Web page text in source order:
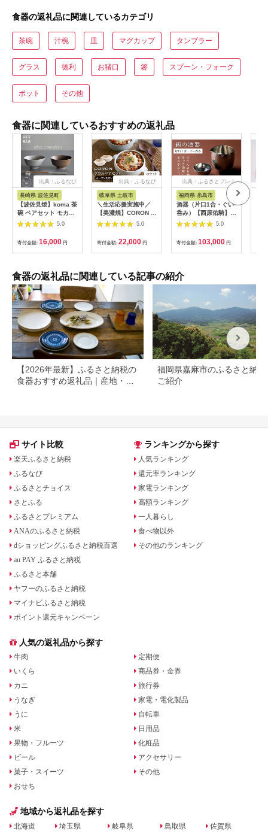
食器の返礼品に関連しているカテゴリ
茶碗 汁椀 皿 マグカップ タンブラー
グラス 徳利 お猪口 箸 スプーン・フォーク
ポット その他
食器に関連しているおすすめの返礼品
出典：ふるなび
長崎県 波佐見町
【波佐見焼】koma 茶
碗 ペアセット モカブ
ラウン・グレージュ
食器 皿 【永峰製磁】
【eiho】 [RA67] 波佐
見焼
5.0
寄付金額: 16,000 円
出典：ふるなび
岐阜県 土岐市
＼生活応援実施中／
【美濃焼】CORON ボ
ウル（フタ付き） ペ
アセット ホワイト＆
ホワイト【伸光窯】食
器 耐熱皿 鉢 グラタン
皿 スープボウル サラ
き 白 陶器 土物 写真
映え カフェ風 シンプ
ル おしゃれ レンジ対
応 食洗機対応 送料無
料 蒸し物 蒸し器 スチ
ーマー [MAQ020]
5.0
寄付金額: 22,000 円
出典：ふるさとプレミ
アム
福岡県 糸島市
酒器（片口1合・ぐい
呑み）【西原佑騎】
【いとしまごころ】
[AFZ005] 冷酒 酒器
錫 ぐいのみ ぐい飲み
ぐい呑み おちょこ 保
冷
5.0
寄付金額: 103,000 円
食器の返礼品に関連している記事の紹介
【2026年最新】ふるさと納税の
食器おすすめ返礼品｜産地・寄
福岡県嘉麻市のふるさと納税
ご紹介
サイト比較
楽天ふるさと納税
ふるなび
ふるさとチョイス
さとふる
ふるさとプレミアム
ANAのふるさと納税
dショッピングふるさと納税百選
au PAY ふるさと納税
ふるさと本舗
ヤフーのふるさと納税
マイナビふるさと納税
ポイント還元キャンペーン
ランキングから探す
人気ランキング
還元率ランキング
家電ランキング
高額ランキング
一人暮らし
食べ物以外
その他のランキング
人気の返礼品から探す
牛肉
いくら
カニ
うなぎ
うに
米
果物・フルーツ
ビール
菓子・スイーツ
おせち
定期便
商品券・金券
旅行券
家電・電化製品
自転車
日用品
化粧品
アクセサリー
その他
地域から返礼品を探す
北海道
埼玉県
岐阜県
鳥取県
佐賀県